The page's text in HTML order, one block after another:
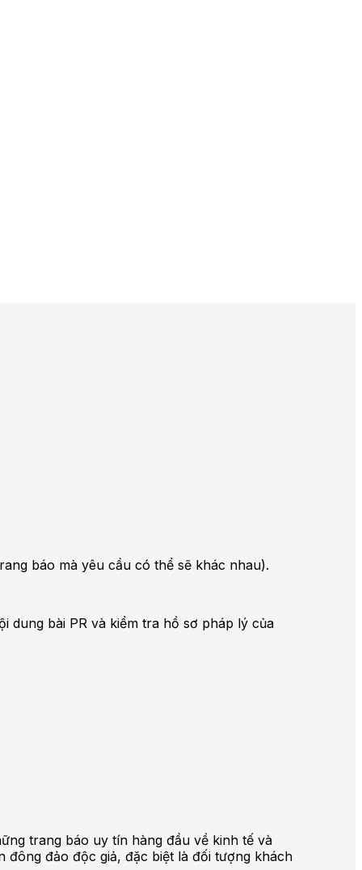
báo mà yêu cầu có thể sẽ khác nhau).
dung bài PR và kiểm tra hồ sơ pháp lý của
trang báo uy tín hàng đầu về kinh tế và
đông đảo độc giả, đặc biệt là đối tượng khách